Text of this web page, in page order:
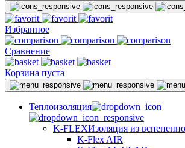
Избранное
Сравнение
Корзина пуста
Теплоизоляция
K-FLEXИзоляция из
K-Flex AIR